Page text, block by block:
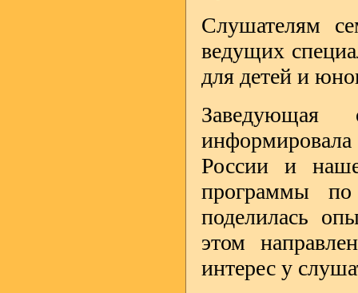
Слушателям
ведущих
для детей и
Заведующая
России и
программы по
поделилась
этом
интерес у